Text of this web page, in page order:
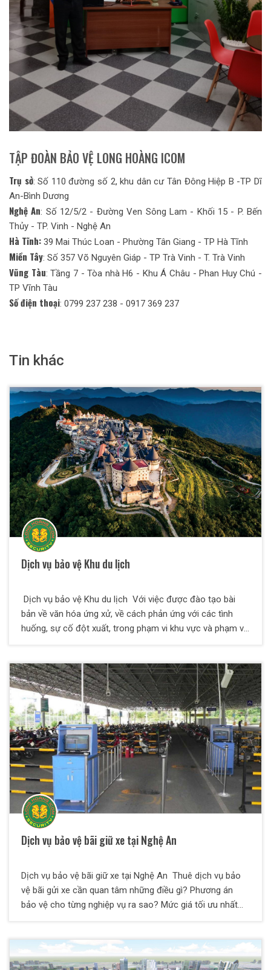
TẬP ĐOÀN BẢO VỆ LONG HOÀNG ICOM
Trụ sở: Số 110 đường số 2, khu dân cư Tân Đông Hiệp B -TP Dĩ
An-Bình Dương
Nghệ An: Số 12/5/2 - Đường Ven Sông Lam - Khối 15 - P. Bến
Thủy - TP. Vinh - Nghệ An
Hà Tĩnh: 39 Mai Thúc Loan - Phường Tân Giang - TP Hà Tĩnh
Miền Tây: Số 357 Võ Nguyên Giáp - TP Trà Vinh - T. Trà Vinh
Vũng Tàu: Tầng 7 - Tòa nhà H6 - Khu Á Châu - Phan Huy Chú -
TP Vĩnh Tàu
Số điện thoại: 0799 237 238 - 0917 369 237
Tin khác
Dịch vụ bảo vệ Khu du lịch
Dịch vụ bảo vệ Khu du lịch Với việc được đào tạo bài
bản về văn hóa ứng xử, về cách phản ứng với các tình
huống, sự cố đột xuất, trong phạm vi khu vực và phạm vi
bảo vệ khác. Các nhân viên của bảo vệ Thiên Long Hoàng
có kinh nghiệm xử lý ùn tắc giao thông, các tình trạng
chen lấn, trộm cắp, móc túi, la hét, say xỉn và phá hoại tài
sản và đuối nước...
Dịch vụ bảo vệ bãi giữ xe tại Nghệ An
Dịch vụ bảo vệ bãi giữ xe tại Nghệ An Thuê dịch vụ bảo
vệ bãi gửi xe cần quan tâm những điều gì? Phương án
bảo vệ cho từng nghiệp vụ ra sao? Mức giá tối ưu nhất
toàn bộ các thắc mắc trên dành cho quý vị. Cùng chúng
tôi tìm hiểu chi tiết nhé.